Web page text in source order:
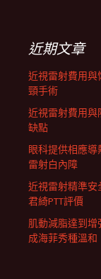
列近期文章
近視雷射費用
頸手術
近視雷射費用
缺點
眼科提供相應
雷射白內障
近視雷射精準
君綺PTT評價
肌動減脂達到
成海菲秀種溫和